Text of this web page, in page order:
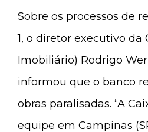
Sobre os processos de
1, o diretor executivo da
Imobiliário) Rodrigo
informou que o banco
obras paralisadas. “A
equipe em Campinas